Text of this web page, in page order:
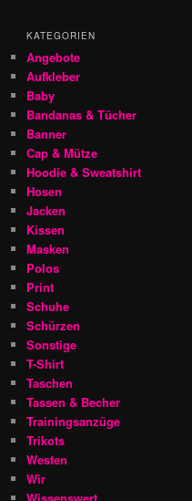
KATEGORIEN
Angebote
Aufkleber
Baby
Bandanas & Tücher
Banner
Cap & Mütze
Hoodie & Sweatshirt
Hosen
Jacken
Kissen
Masken
Polos
Print
Schuhe
Schürzen
Sonstige
T-Shirt
Taschen
Tassen & Becher
Trainingsanzüge
Trikots
Westen
Wir
Wissenswert